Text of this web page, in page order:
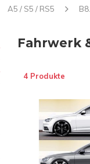
A5 / S5 / RS5
Fahrwerk
4 Produkte